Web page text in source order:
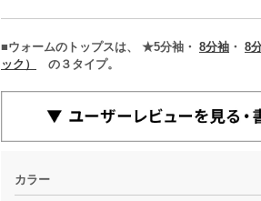
■ウォームのトップスは、 ★5分袖・ 8分袖 ・ 8
ック）
の３タイプ。
カラー